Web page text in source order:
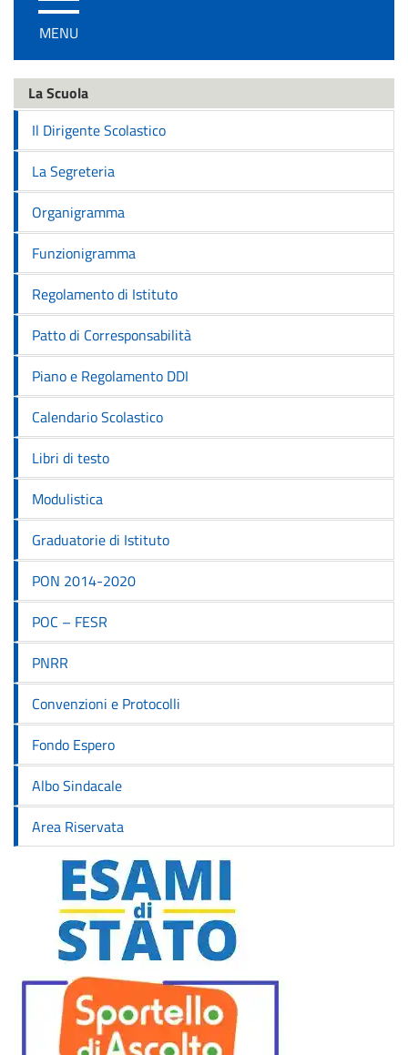
/
disattiva
navigazione
MENU
La Scuola
Il Dirigente Scolastico
La Segreteria
Organigramma
Funzionigramma
Regolamento di Istituto
Patto di Corresponsabilità
Piano e Regolamento DDI
Calendario Scolastico
Libri di testo
Modulistica
Graduatorie di Istituto
PON 2014-2020
POC – FESR
PNRR
Convenzioni e Protocolli
Fondo Espero
Albo Sindacale
Area Riservata